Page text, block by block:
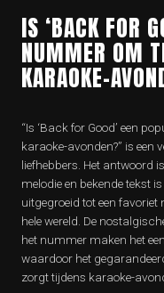
IS ‘BACK FOR
NUMMER OM
KARAOKE-
“Is ‘Back for Good’ een
karaoke-avonden?” is een
liefhebbers. Het antwoord
melodie en bekende tekst
uitgegroeid tot een
hele wereld. De
het nummer maken het
waardoor het
zorgt tijdens karaoke-